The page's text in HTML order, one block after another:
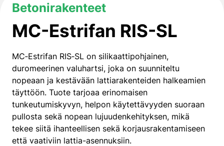
Betonirakenteet
MC-Estrifan RIS-SL
MC‑Estrifan RIS‑SL on silikaattipohjainen,
duromeerinen valuhartsi, joka on suunniteltu
nopeaan ja kestävään lattiarakenteiden halkeamien
täyttöön. Tuote tarjoaa erinomaisen
tunkeutumiskyvyn, helpon käytettävyyden suoraan
pullosta sekä nopean lujuudenkehityksen, mikä
tekee siitä ihanteellisen sekä korjausrakentamiseen
että vaativiin lattia-asennuksiin.